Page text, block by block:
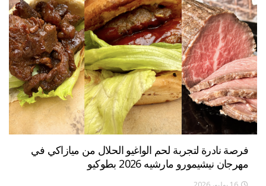
فرصة نادرة لتجربة لحم الواغيو الحلال من ميازاكي في
مهرجان نيشيمورو مارشيه 2026 بطوكيو